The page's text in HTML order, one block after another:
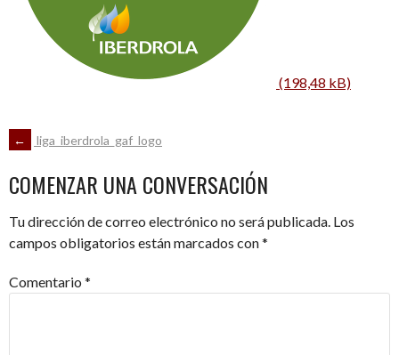
NAVEGACIÓN
DE
ENTRADAS
← liga_iberdrola_gaf_logo
COMENZAR UNA CONVERSACIÓN
Tu dirección de correo electrónico no será publicada. Los
campos obligatorios están marcados con*
Comentario *